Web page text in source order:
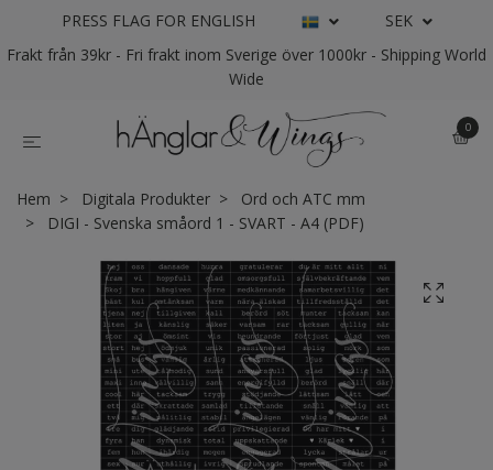
PRESS FLAG FOR ENGLISH
SEK
Frakt från 39kr - Fri frakt inom Sverige över 1000kr - Shipping World
Wide
0
Hem Digitala Produkter
Ord och ATC mm
DIGI - Svenska småord 1 - SVART - A4 (PDF)